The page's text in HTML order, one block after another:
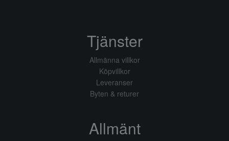
Tjänster
Allmänna villkor
Köpvillkor
Leveranser
Byten & returer
Allmänt